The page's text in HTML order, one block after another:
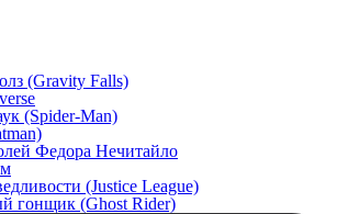
(Gravity Falls)
(Spider-Man)
Федора Нечитайло
(Justice League)
гонщик (Ghost Rider)